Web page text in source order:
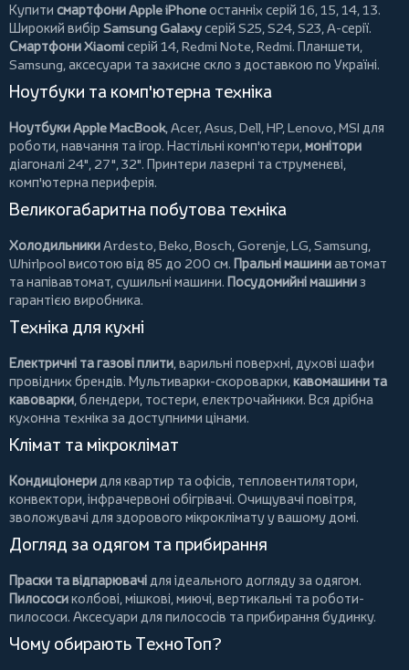
Купити смартфони Apple iPhoneостанніх серій 16, 15, 14, 13.
Широкий вибір Samsung Galaxyсерій S25, S24, S23, A-серії.
Смартфони Xiaomiсерій 14, Redmi Note, Redmi. Планшети,
Samsung, аксесуари тазахисне скло з доставкою по Україні.
Ноутбуки та комп'ютерна техніка
Ноутбуки Apple MacBook,Acer,Asus,Dell,HP,Lenovo,MSI для
роботи, навчання та ігор. Настільні комп'ютери,монітори
діагоналі 24", 27", 32". Принтери лазерні та струменеві,
комп'ютерна периферія.
Великогабаритна побутова техніка
ХолодильникиArdesto,Beko,Bosch,Gorenje,LG,Samsung,
Whirlpool висотою від 85 до 200 см. Пральні машиниавтомат
та напівавтомат,сушильні машини. Посудомийні машиниз
гарантією виробника.
Техніка для кухні
Електричні та газові плити, варильні поверхні, духові шафи
провідних брендів. Мультиварки-скороварки,кавомашини та
кавоварки,блендери, тостери,електрочайники. Вся дрібна
кухонна техніка за доступними цінами.
Клімат та мікроклімат
Кондиціонеридля квартир та офісів, тепловентилятори,
конвектори,інфрачервоні обігрівачі. Очищувачі повітря,
зволожувачі для здорового мікроклімату у вашому домі.
Догляд за одягом та прибирання
Праски та відпарювачідля ідеального догляду за одягом.
Пилососиколбові,мішкові,миючі,вертикальні тароботи-
пилососи. Аксесуари для пилососів та прибирання будинку.
Чому обирають ТехноТоп?